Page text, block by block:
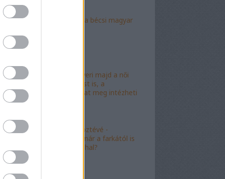
"Mély torok" a bécsi magyar
"Mészáros nyeri majd a női
kalapácsvetést is, a
kabalafigurákat meg intézheti
"Minőségi" köztévé -
hamarosan, már a farkától is
bűzleni fog a hal?